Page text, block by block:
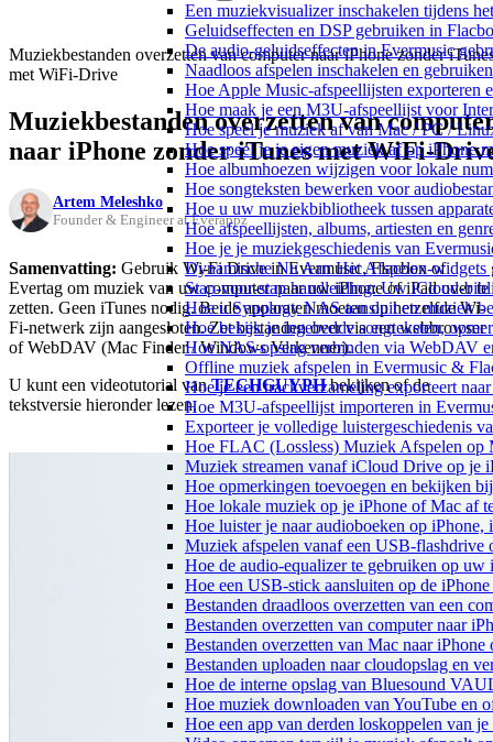
Een muziekvisualizer inschakelen tijdens
Geluidseffecten en DSP gebruiken in
De audio-geluidseffecten in Evermusic
Naadloos afspelen inschakelen en
Hoe Apple Music-afspeellijsten exporteren
Hoe maak je een M3U-afspeellijst voor
Hoe speel je muziek af van Mac / PC /
Hoe speel je je eigen muziek af op iPhone
Hoe albumhoezen wijzigen voor lokale
Hoe songteksten bewerken voor
Hoe u uw muziekbibliotheek tussen
Hoe afspeellijsten, albums, artiesten en
Hoe je je muziekgeschiedenis van
Dynamische Nu Aan Het Afspelen-
Stap-voor-stap handleiding: Uw iCloud-
Hoe u Synology NAS aansluit en muziek
Hoe bekijk je ingebedde songteksten,
Hoe NAS-opslag verbinden via WebDAV
Offline muziek afspelen in Evermusic &
Hoe je een trackverzameling exporteert
Hoe M3U-afspeellijst importeren in
Exporteer je volledige luistergeschiedenis
Hoe FLAC (Lossless) Muziek Afspelen op
Muziek streamen vanaf iCloud Drive op je
Hoe opmerkingen toevoegen en bekijken
Hoe lokale muziek op je iPhone of Mac af
Hoe luister je naar audioboeken op iPhone,
Muziek afspelen vanaf een USB-
Hoe de audio-equalizer te gebruiken op
Hoe een USB-stick aansluiten op de
Bestanden draadloos overzetten van een
Bestanden overzetten van computer naar
Bestanden overzetten van Mac naar
Bestanden uploaden naar cloudopslag en
Hoe de interne opslag van Bluesound
Hoe muziek downloaden van YouTube en
Hoe een app van derden loskoppelen van
Muziekbestanden overzetten van computer naar iPhone zonder
met WiFi-Drive
Muziekbestanden overzetten van
naar iPhone zonder iTunes met WiFi-
Artem Meleshko
Founder & Engineer at Everappz
Samenvatting: Gebruik Wi-Fi Drive in Evermusic, Flacbox of
Evertag om muziek van uw computer naar uw iPhone of iPad over te
zetten. Geen iTunes nodig. Beide apparaten moeten op hetzelfde Wi-
Fi-netwerk zijn aangesloten. Zet bestanden over via een webbrowser
of WebDAV (Mac Finder / Windows Verkenner).
U kunt een videotutorial vanTECHGUYPHbekijken of de
tekstversie hieronder lezen.